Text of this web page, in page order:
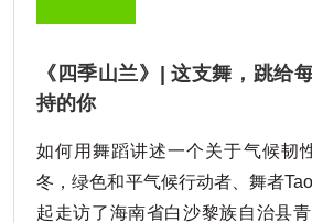
《四季山兰》| 这支舞，跳给
持的你
如何用舞蹈讲述一个关于气候韧
冬，绿色和平气候行动者、舞者
起走访了海南省白沙黎族自治县